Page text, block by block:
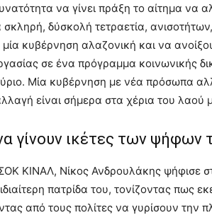
να γίνει πράξη το αίτημα να
δύσκολή τετραετία,
κυβέρνηση αλαζονική και να
σε ένα πρόγραμμα κοινωνικής
Μία κυβέρνηση με νέα πρόσωπα
είναι σήμερα στα χέρια του λαού
να γίνουν ικέτες των
ΚΙΝΑΛ, Νίκος Ανδρουλάκης ψήφισε
πατρίδα του, τονίζοντας πως
από τους πολίτες να γυρίσουν την